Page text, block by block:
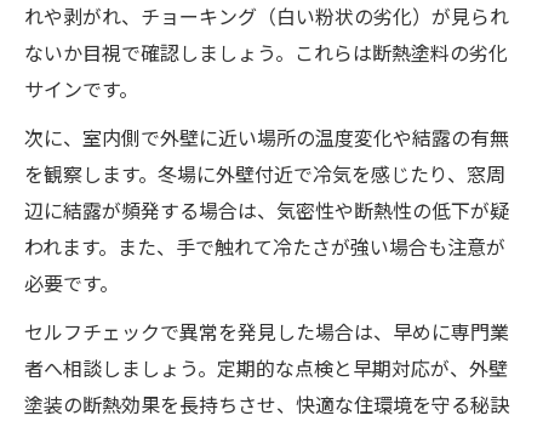
れや剥がれ、チョーキング（白い粉状の劣化）が見られ
ないか目視で確認しましょう。これらは断熱塗料の劣化
サインです。
次に、室内側で外壁に近い場所の温度変化や結露の有無
を観察します。冬場に外壁付近で冷気を感じたり、窓周
辺に結露が頻発する場合は、気密性や断熱性の低下が疑
われます。また、手で触れて冷たさが強い場合も注意が
必要です。
セルフチェックで異常を発見した場合は、早めに専門業
者へ相談しましょう。定期的な点検と早期対応が、外壁
塗装の断熱効果を長持ちさせ、快適な住環境を守る秘訣